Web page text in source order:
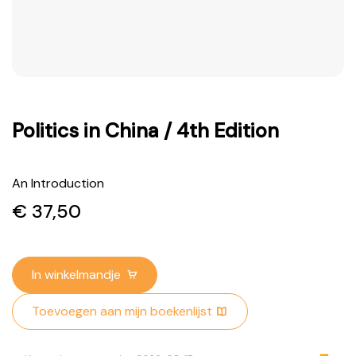
Politics in China / 4th Edition
An Introduction
€ 37,50
In winkelmandje
Toevoegen aan mijn boekenlijst